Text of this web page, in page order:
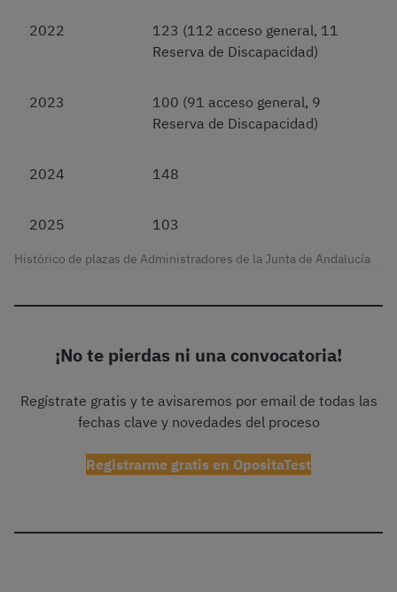
2022
123 (112 acceso general, 11
Reserva de Discapacidad)
2023
100 (91 acceso general, 9
Reserva de Discapacidad)
2024 148
2025 103
Histórico de plazas de Administradores de la Junta de Andalucía
¡No te pierdas ni una convocatoria!
Regístrate gratis y te avisaremos por email de todas las
fechas clave y novedades del proceso
Registrarme gratis en OpositaTest